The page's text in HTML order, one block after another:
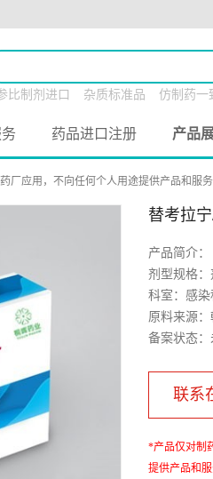
比制剂进口 杂质标准品
仿制药一
药品进口注册 产品
药厂应用，不向任何个人用途提供产品和服务
替考拉
产品简介：
剂型规格：
科室：感染
原料来源：
备案状态
联系
*产品仅对制
提供产品和服